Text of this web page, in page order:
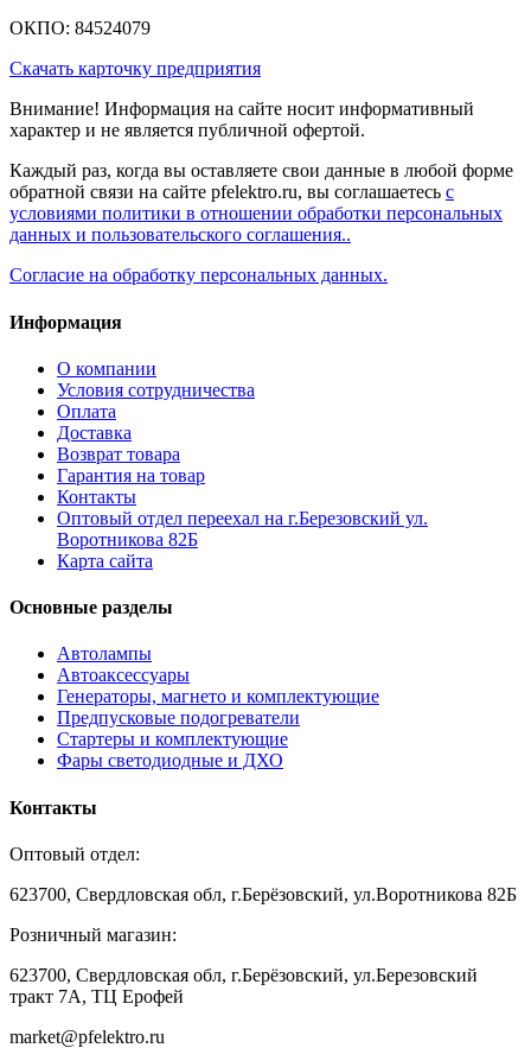
ОКПО: 84524079
Скачать карточку предприятия
Внимание! Информация на сайте носит информативный
характер и не является публичной офертой.
Каждый раз, когда вы оставляете свои данные в любой форме
обратной связи на сайте pfelektro.ru, вы соглашаетесь с
условиями политики в отношении обработки персональных
данных и пользовательского соглашения..
Согласие на обработку персональных данных.
Информация
О компании
Условия сотрудничества
Оплата
Доставка
Возврат товара
Гарантия на товар
Контакты
Оптовый отдел переехал на г.Березовский ул.
Воротникова 82Б
Карта сайта
Основные разделы
Автолампы
Автоаксессуары
Генераторы, магнето и комплектующие
Предпусковые подогреватели
Стартеры и комплектующие
Фары светодиодные и ДХО
Контакты
Оптовый отдел:
623700, Свердловская обл, г.Берёзовский, ул.Воротникова 82Б
Розничный магазин:
623700, Свердловская обл, г.Берёзовский, ул.Березовский
тракт 7А, ТЦ Ерофей
market@pfelektro.ru